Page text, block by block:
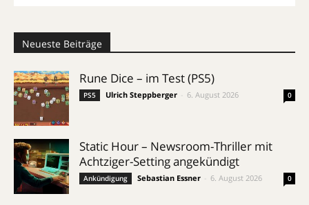
Neueste Beiträge
Rune Dice – im Test (PS5)
PS5 Ulrich Steppberger 6. August 2026 0
Static Hour – Newsroom-Thriller mit
Achtziger-Setting angekündigt
Ankündigung Sebastian Essner 6. August 2026 0